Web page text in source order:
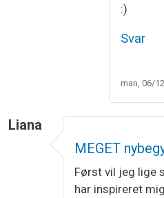
:)
Svar
man, 06/
Liana
MEGET
Først vil jeg lige
har inspireret